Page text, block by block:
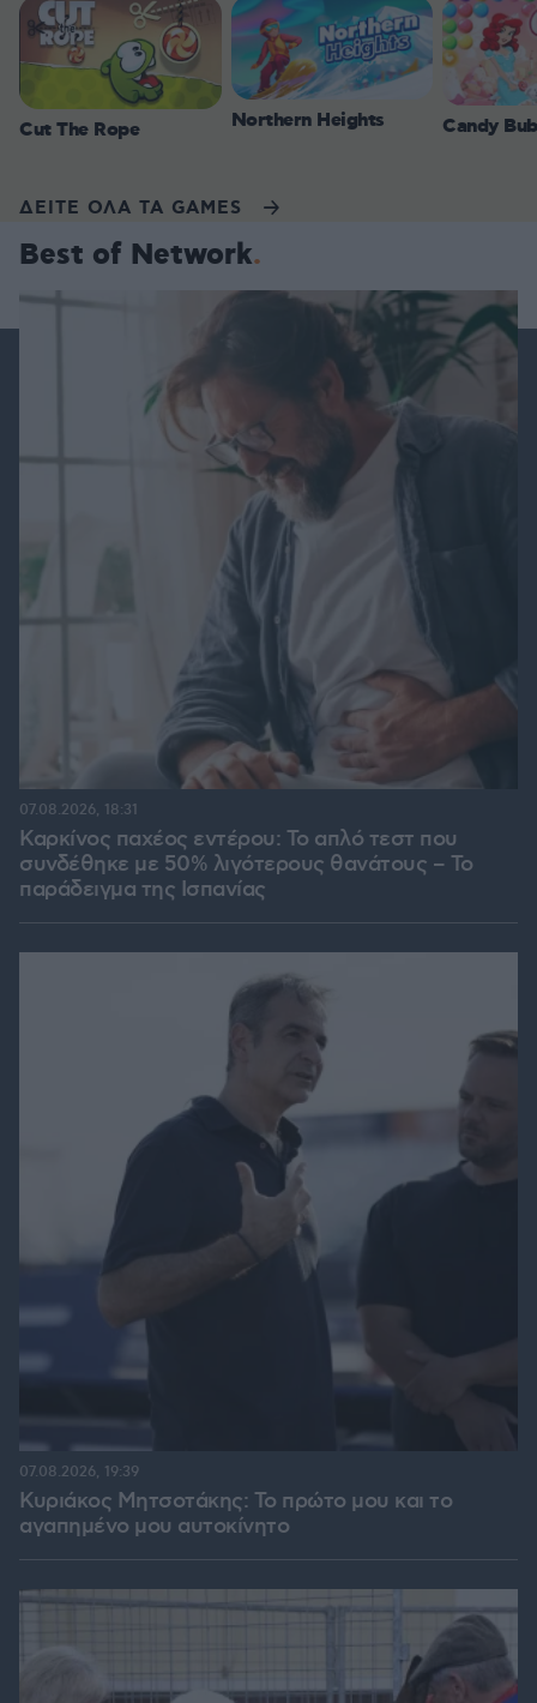
Cut The Rope Northern Heights Candy
ΔΕΙΤΕ ΟΛΑ ΤΑ GAMES
Best of Network
Καρκίνος παχέος εντέρου: Το απλό τεστ που
συνδέθηκε με 50% λιγότερους θανάτους – Το
παράδειγμα της Ισπανίας
07.08.2026, 18:31
Κυριάκος Μητσοτάκης: Το πρώτο μου και το
αγαπημένο μου αυτοκίνητο
07.08.2026, 19:39